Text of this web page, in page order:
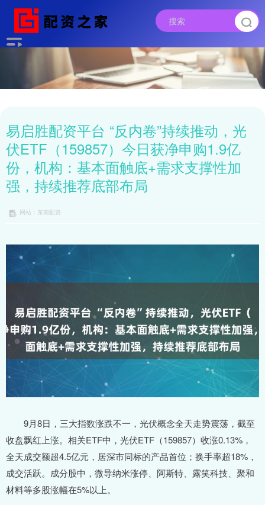
易启胜配资平台 “反内卷”持续推动，光
伏ETF（159857）今日获净申购1.9亿
份，机构：基本面触底+需求支撑性加
强，持续推荐底部布局
网站：东南配资
9月8日，三大指数涨跌不一，光伏概念全天走势震荡，截至
收盘飘红上涨。相关ETF中，光伏ETF（159857）收涨0.13%，
全天成交额超4.5亿元，居深市同标的产品首位；换手率超18%，
成交活跃。成分股中，微导纳米涨停、阿斯特、露笑科技、聚和
材料等多股涨幅在5%以上。